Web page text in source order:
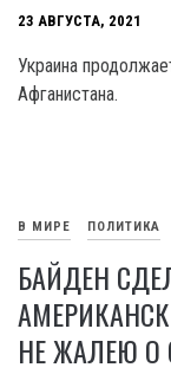
23 АВГУСТА, 2021
Украина
Афганистана.
В МИРЕ ПОЛИТИКА
БАЙДЕН
НЕ ЖАЛЕЮ О